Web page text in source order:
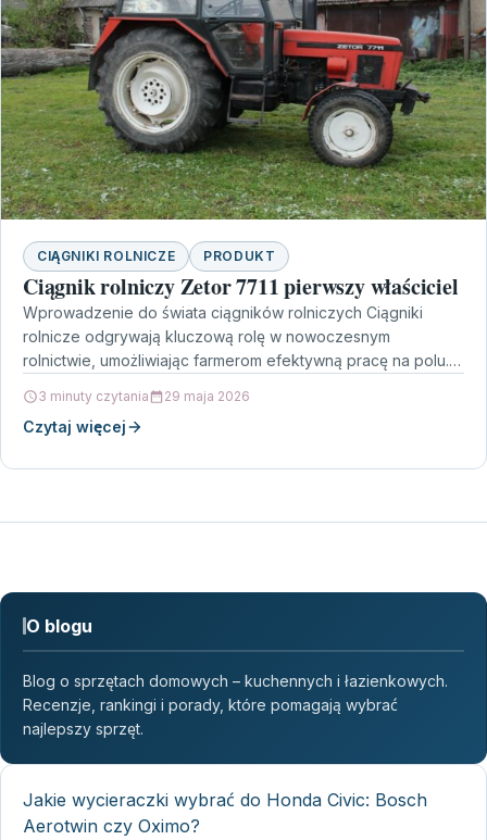
CIĄGNIKI ROLNICZE PRODUKT
Ciągnik rolniczy Zetor 7711 pierwszy właściciel
Wprowadzenie do świata ciągników rolniczych Ciągniki
rolnicze odgrywają kluczową rolę w nowoczesnym
rolnictwie, umożliwiając farmerom efektywną pracę na polu.
3 minuty czytania 29 maja 2026
Czytaj więcej
O blogu
Blog o sprzętach domowych – kuchennych i łazienkowych.
Recenzje, rankingi i porady, które pomagają wybrać
najlepszy sprzęt.
Jakie wycieraczki wybrać do Honda Civic: Bosch
Aerotwin czy Oximo?